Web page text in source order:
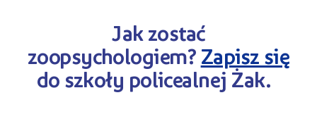
Jak zostać
zoopsychologiem? Zapisz się
do szkoły policealnej Żak.